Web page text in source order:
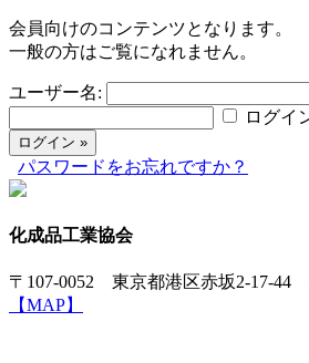
会員向けのコンテンツとなります。
一般の方はご覧になれません。
ユーザー名:
ログイ
パスワードをお忘れですか？
化成品工業協会
〒107-0052 東京都港区赤坂2-17-44
【MAP】